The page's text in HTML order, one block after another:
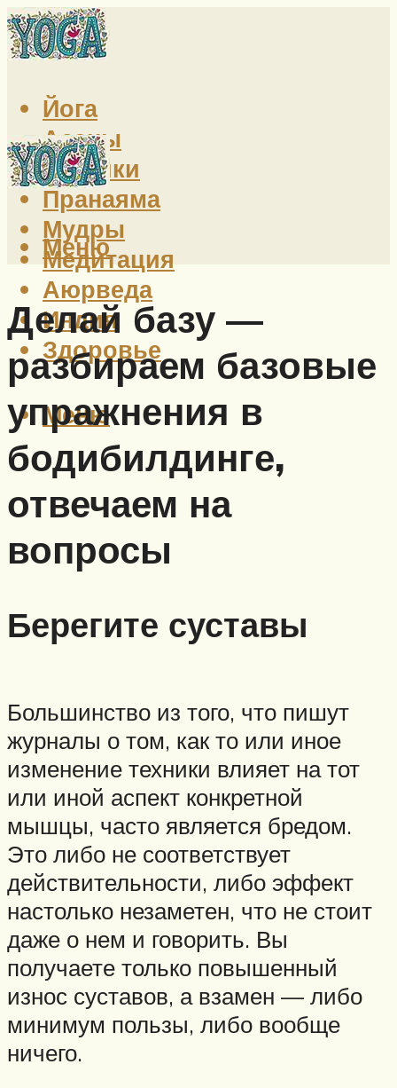
Йога
Асаны
Техники
Пранаяма
Мудры
Медитация
Аюрведа
Индия
Здоровье
Меню
Меню
Делай базу —
разбираем базовые
упражнения в
бодибилдинге,
отвечаем на
вопросы
Берегите суставы
Большинство из того, что пишут
журналы о том, как то или иное
изменение техники влияет на тот
или иной аспект конкретной
мышцы, часто является бредом.
Это либо не соответствует
действительности, либо эффект
настолько незаметен, что не стоит
даже о нем и говорить. Вы
получаете только повышенный
износ суставов, а взамен — либо
минимум пользы, либо вообще
ничего.